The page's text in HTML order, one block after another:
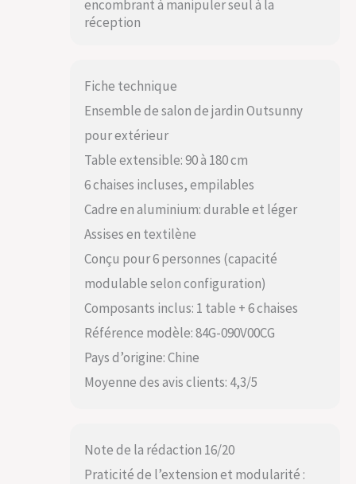
encombrant à manipuler seul à la
réception
Fiche technique
Ensemble de salon de jardin Outsunny
pour extérieur
Table extensible: 90 à 180 cm
6 chaises incluses, empilables
Cadre en aluminium: durable et léger
Assises en textilène
Conçu pour 6 personnes (capacité
modulable selon configuration)
Composants inclus: 1 table + 6 chaises
Référence modèle: 84G-090V00CG
Pays d’origine: Chine
Moyenne des avis clients: 4,3/5
Note de la rédaction 16/20
Praticité de l’extension et modularité :